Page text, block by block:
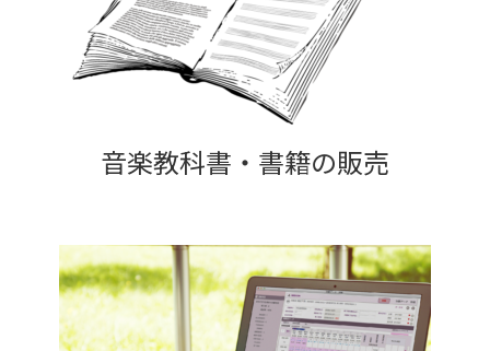
音楽教科書・書籍の販売